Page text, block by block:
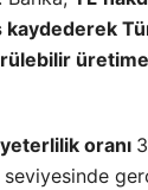
kaydederek
üretime
oranı
seviyesinde